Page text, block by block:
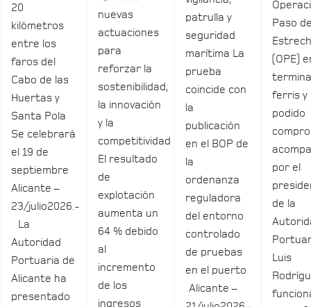
20
kilómetros
entre los
faros del
Cabo de las
Huertas y
Santa Pola
Se celebrará
el 19 de
septiembre
Alicante –
23/julio2026.-
La
Autoridad
Portuaria de
Alicante ha
presentado
nuevas
actuaciones
para
reforzar la
sostenibilidad,
la innovación
y la
competitividad
El resultado
de
explotación
aumenta un
64 % debido
al
incremento
de los
ingresos
patrulla y
seguridad
marítima La
prueba
coincide con
la
publicación
en el BOP de
la
ordenanza
reguladora
del entorno
controlado
de pruebas
en el puerto
Alicante –
Paso
(OPE)
ferris y
podido
por el
de la
Luis